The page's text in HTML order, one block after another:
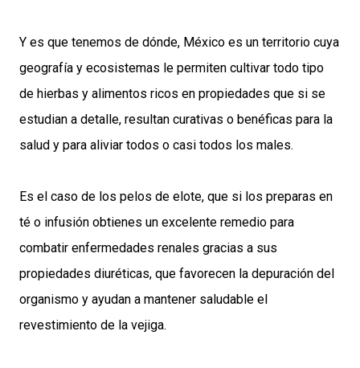
Y es que tenemos de dónde, México es un territorio cuya
geografía y ecosistemas le permiten cultivar todo tipo
de hierbas y alimentos ricos en propiedades que si se
estudian a detalle, resultan curativas o benéficas para la
salud y para aliviar todos o casi todos los males.
Es el caso de los pelos de elote, que si los preparas en
té o infusión obtienes un excelente remedio para
combatir enfermedades renales gracias a sus
propiedades diuréticas, que favorecen la depuración del
organismo y ayudan a mantener saludable el
revestimiento de la vejiga.